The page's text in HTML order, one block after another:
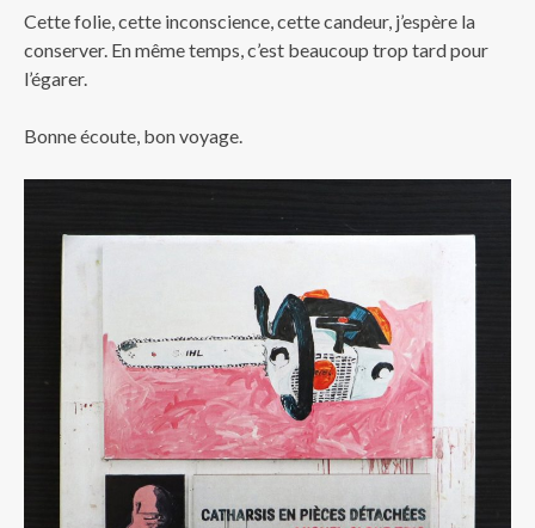
Cette folie, cette inconscience, cette candeur, j’espère la
conserver. En même temps, c’est beaucoup trop tard pour
l’égarer.
Bonne écoute, bon voyage.